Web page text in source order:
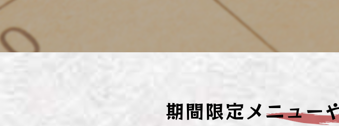
わいず三芳店
わいず桶川店
期間限定メニュー